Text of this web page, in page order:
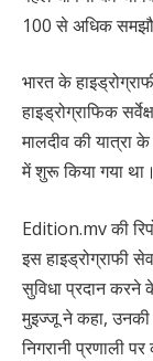
100 से अधिक
भारत के
हाइड्रोग्राफिक
मालदीव की यात्रा
में शुरू किया गया था।
Edition.mv की
इस हाइड्रोग्राफी
सुविधा प्रदान करने
मुइज्जू ने कहा, उनकी
निगरानी प्रणाली